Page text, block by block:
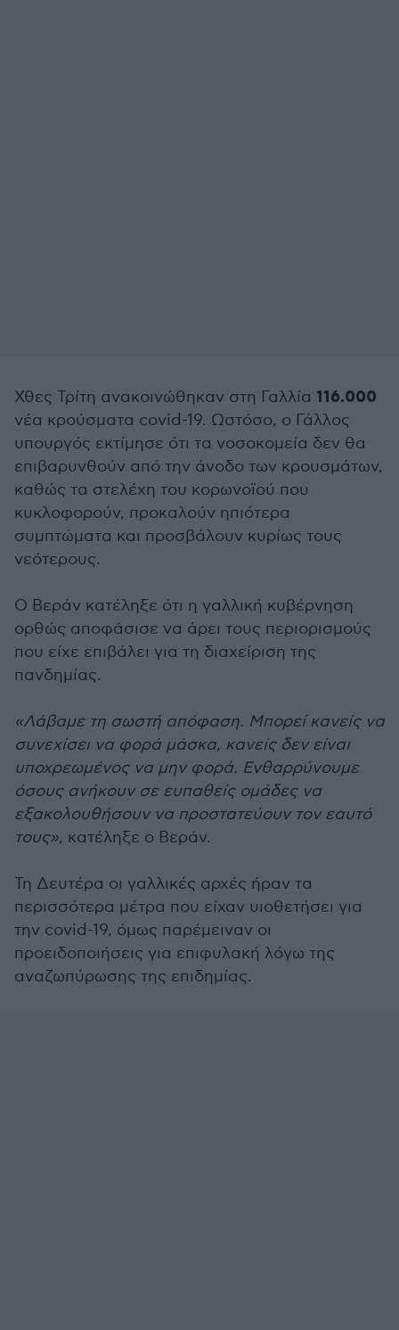
Χθες Τρίτη ανακοινώθηκαν στη Γαλλία 116.000
νέα κρούσματα covid-19. Ωστόσο, ο Γάλλος
υπουργός εκτίμησε ότι τα νοσοκομεία δεν θα
επιβαρυνθούν από την άνοδο των κρουσμάτων,
καθώς τα στελέχη του κορωνοϊού που
κυκλοφορούν, προκαλούν ηπιότερα
συμπτώματα και προσβάλουν κυρίως τους
νεότερους.
Ο Βεράν κατέληξε ότι η γαλλική κυβέρνηση
ορθώς αποφάσισε να άρει τους περιορισμούς
που είχε επιβάλει για τη διαχείριση της
πανδημίας.
«Λάβαμε τη σωστή απόφαση. Μπορεί κανείς να
συνεχίσει να φορά μάσκα, κανείς δεν είναι
υποχρεωμένος να μην φορά. Ενθαρρύνουμε
όσους ανήκουν σε ευπαθείς ομάδες να
εξακολουθήσουν να προστατεύουν τον εαυτό
τους», κατέληξε ο Βεράν.
Τη Δευτέρα οι γαλλικές αρχές ήραν τα
περισσότερα μέτρα που είχαν υιοθετήσει για
την covid-19, όμως παρέμειναν οι
προειδοποιήσεις για επιφυλακή λόγω της
αναζωπύρωσης της επιδημίας.